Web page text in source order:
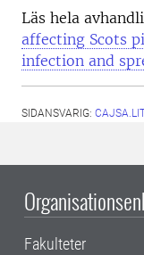
Läs hela
affecting Scots
infection and
SIDANSVARIG:
Fakulteter